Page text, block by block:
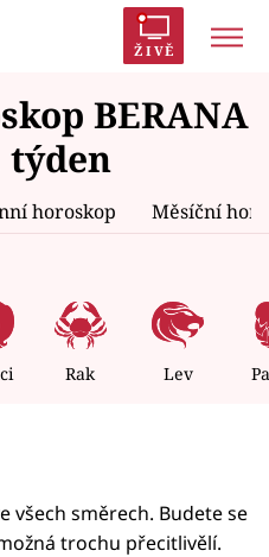
ŽIVĚ
Prostřeno!
AYTO?
BERANA
týden
horoskop Měsíční
Rak Lev
všech směrech. Budete se
trochu přecitlivělí.